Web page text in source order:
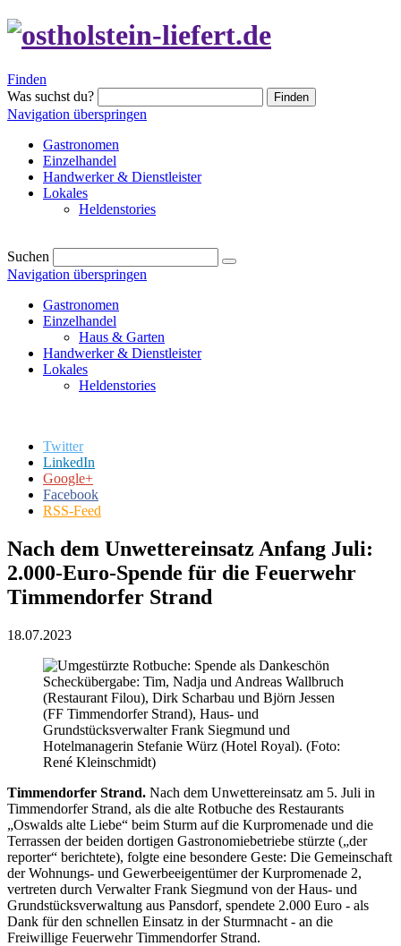
Finden
Was suchst du?
Finden
Navigation überspringen
Gastronomen
Einzelhandel
Handwerker & Dienstleister
Lokales
Heldenstories
Suchen
Navigation überspringen
Gastronomen
Einzelhandel
Haus & Garten
Handwerker & Dienstleister
Lokales
Heldenstories
Twitter
LinkedIn
Google+
Facebook
RSS-Feed
Nach dem Unwettereinsatz Anfang Juli:
2.000-Euro-Spende für die Feuerwehr
Timmendorfer Strand
18.07.2023
Scheckübergabe: Tim, Nadja und Andreas Wallbruch
(Restaurant Filou), Dirk Scharbau und Björn Jessen
(FF Timmendorfer Strand), Haus- und
Grundstücksverwalter Frank Siegmund und
Hotelmanagerin Stefanie Würz (Hotel Royal). (Foto:
René Kleinschmidt)
Timmendorfer Strand. Nach dem Unwettereinsatz am 5. Juli in
Timmendorfer Strand, als die alte Rotbuche des Restaurants
„Oswalds alte Liebe“ beim Sturm auf die Kurpromenade und die
Terrassen der beiden dortigen Gastronomiebetriebe stürzte („der
reporter“ berichtete), folgte eine besondere Geste: Die Gemeinschaft
der Wohnungs- und Gewerbeeigentümer der Kurpromenade 2,
vertreten durch Verwalter Frank Siegmund von der Haus- und
Grundstücksverwaltung aus Pansdorf, spendete 2.000 Euro - als
Dank für den schnellen Einsatz in der Sturmnacht - an die
Freiwillige Feuerwehr Timmendorfer Strand.